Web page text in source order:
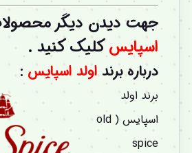
جهت دیدن دیگر
اسپایسکلیک کنید .
درباره برند اولد اسپایس :
برند اولد
اسپایس ( old
spice